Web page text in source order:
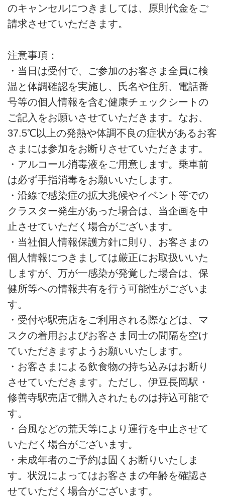
のキャンセルにつきましては、原則代金をご
請求させていただきます。
注意事項：
・当日は受付で、ご参加のお客さま全員に検
温と体調確認を実施し、氏名や住所、電話番
号等の個人情報を含む健康チェックシートの
ご記入をお願いさせていただきます。なお、
37.5℃以上の発熱や体調不良の症状があるお客
さまには参加をお断りさせていただきます。
・アルコール消毒液をご用意します。乗車前
は必ず手指消毒をお願いいたします。
・沿線で感染症の拡大兆候やイベント等での
クラスター発生があった場合は、当企画を中
止させていただく場合がございます。
・当社個人情報保護方針に則り、お客さまの
個人情報につきましては厳正にお取扱いいた
しますが、万が一感染が発覚した場合は、保
健所等への情報共有を行う可能性がございま
す。
・受付や駅売店をご利用される際などは、マ
スクの着用およびお客さま同士の間隔を空け
ていただきますようお願いいたします。
・お客さまによる飲食物の持ち込みはお断り
させていただきます。ただし、伊豆長岡駅・
修善寺駅売店で購入されたものは持込可能で
す。
・台風などの荒天等により運行を中止させて
いただく場合がございます。
・未成年者のご予約は固くお断りいたしま
す。状況によってはお客さまの年齢を確認さ
せていただく場合がございます。